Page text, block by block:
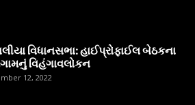
વિધાનસભા: હાઈપ્રોફાઈલ બેઠકના
વિહંગાવલોકન
12, 2022